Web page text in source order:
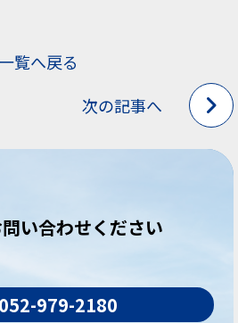
覧へ戻る
次の記事へ
い合わせください
979-2180